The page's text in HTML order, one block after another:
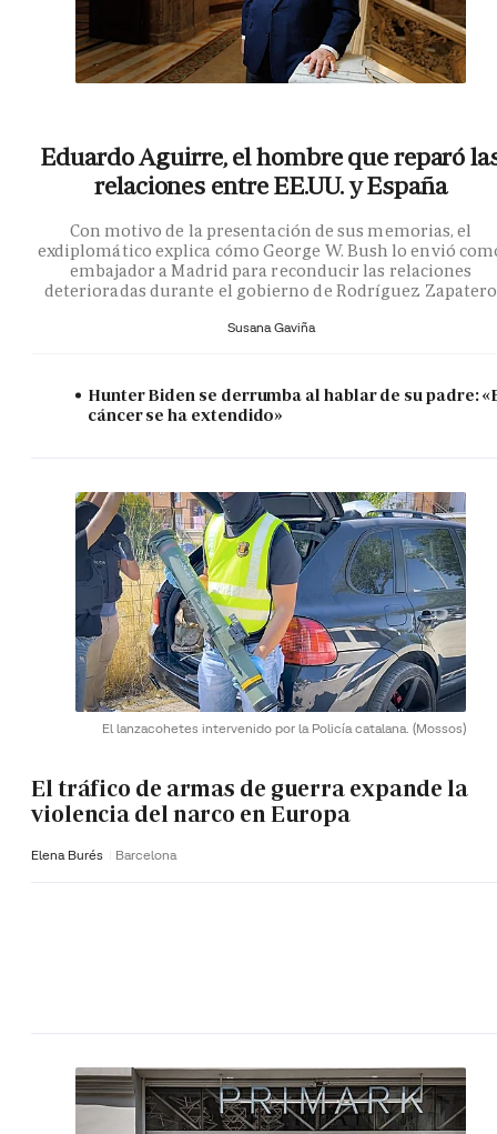
Eduardo Aguirre, el hombre que reparó
relaciones entre EE.UU. y España
Con motivo de la presentación de sus memorias, el
exdiplomático explica cómo George W. Bush lo envió
embajador a Madrid para reconducir las relaciones
deterioradas durante el gobierno de Rodríguez Zapatero
Susana Gaviña
Hunter Biden se derrumba al hablar de su padre:
cáncer se ha extendido»
El lanzacohetes intervenido por la Policía catalana. (Mossos)
El tráfico de armas de guerra expande la
violencia del narco en Europa
Elena Burés Barcelona